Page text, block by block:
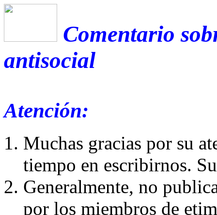
Comentario
antisocial
Atención:
Muchas gracias por su
tiempo en escribirnos.
Generalmente, no
por los miembros de